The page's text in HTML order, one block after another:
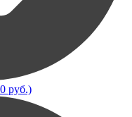
руб.)